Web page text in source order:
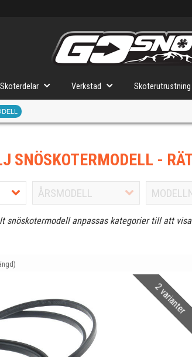
Skoterdelar Verkstad Skoterutrustning
SNÖSKOTERMODELL -
snöskotermodell anpassas kategorier till att
2 varianter